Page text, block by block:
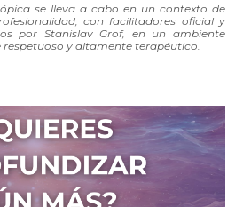
se lleva a cabo en un contexto de
con facilitadores oficial y
por Stanislav Grof, en un ambiente
y altamente terapéutico.